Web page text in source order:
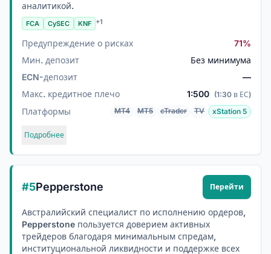
аналитикой.
FCA CySEC KNF +1
Предупреждение о рисках
71%
Мин. депозит
Без минимума
ECN-депозит
—
Макс. кредитное плечо
1:500 (1:30 в ЕС)
Платформы MT4 MT5 cTrader TV xStation 5
Подробнее
#5Pepperstone Перейти
Австралийский специалист по исполнению ордеров,
Pepperstone пользуется доверием активных
трейдеров благодаря минимальным спредам,
институциональной ликвидности и поддержке всех